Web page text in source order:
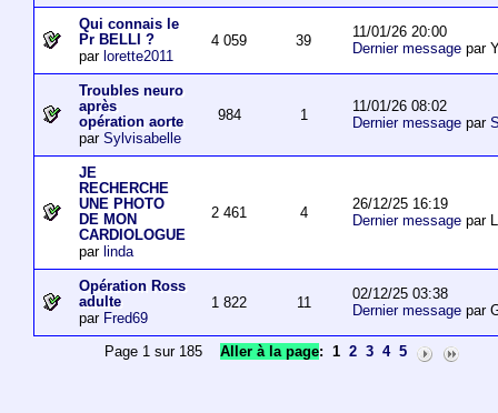
Qui connais le
Pr BELLI ?
par lorette2011
4 059 39
11/01/26 20:00
Dernier messagepar
Troubles neuro
après
opération aorte
par Sylvisabelle
984 1
11/01/26 08:02
Dernier messagepar
JE
RECHERCHE
UNE PHOTO
DE MON
CARDIOLOGUE
par linda
2 461 4
26/12/25 16:19
Dernier messagepar
Opération Ross
adulte
par Fred69
1 822 11
02/12/25 03:38
Dernier messagepar
Page 1 sur 185Aller à la page: 1 2 3 4 5